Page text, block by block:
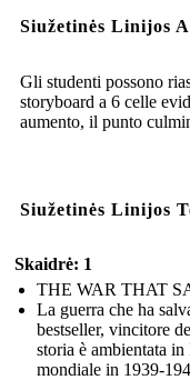
Siužetinės Linijos
Gli studenti possono
storyboard a 6 celle
aumento, il punto
Siužetinės Linijos
Skaidrė: 1
THE WAR THAT
La guerra che ha
bestseller, vincitore
storia è ambientata
mondiale in 1939-